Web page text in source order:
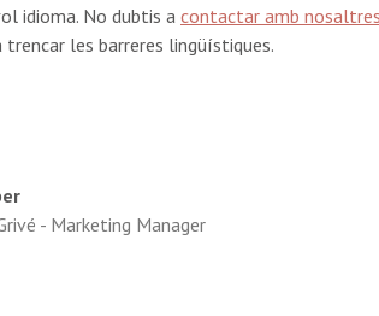
idioma. No dubtis a contactar amb nosaltres
trencar les barreres lingüístiques.
- Marketing Manager